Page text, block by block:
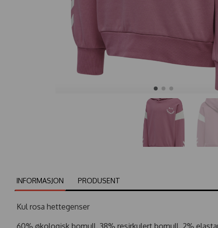
INFORMASJON PRODUSENT
Kul rosa hettegenser
60% økologisk bomull, 38% resirkulert bomull, 2%